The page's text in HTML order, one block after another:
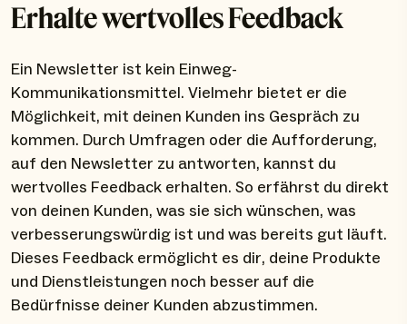
Erhalte wertvolles Feedback
Ein Newsletter ist kein Einweg-
Kommunikationsmittel. Vielmehr bietet er die
Möglichkeit, mit deinen Kunden ins Gespräch zu
kommen. Durch Umfragen oder die Aufforderung,
auf den Newsletter zu antworten, kannst du
wertvolles Feedback erhalten. So erfährst du direkt
von deinen Kunden, was sie sich wünschen, was
verbesserungswürdig ist und was bereits gut läuft.
Dieses Feedback ermöglicht es dir, deine Produkte
und Dienstleistungen noch besser auf die
Bedürfnisse deiner Kunden abzustimmen.